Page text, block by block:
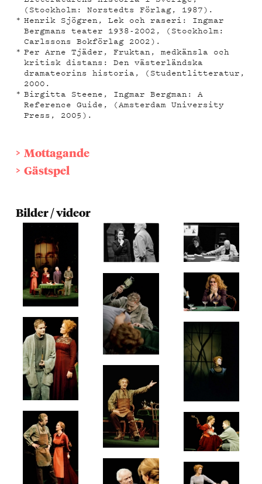
(Stockholm: Norstedts Förlag, 1987).
Henrik Sjögren, Lek och raseri: Ingmar
Bergmans teater 1938-2002, (Stockholm:
Carlssons Bokförlag 2002).
Per Arne Tjäder, Fruktan, medkänsla och
kritisk distans: Den västerländska
dramateorins historia, (Studentlitteratur,
2000.
Birgitta Steene, Ingmar Bergman: A
Reference Guide, (Amsterdam University
Press, 2005).
Mottagande
Gästspel
Bilder / videor